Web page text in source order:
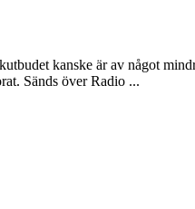
kanske är av något
Sänds över Radio ...